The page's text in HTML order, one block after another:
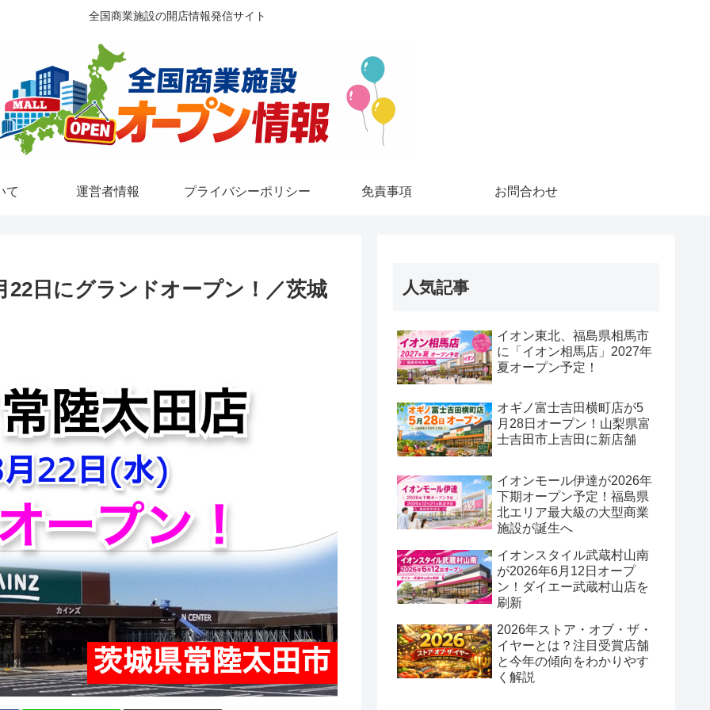
全国商業施設の開店情報発信サイト
て 運営者情報 プライバシーポリシー 免責事項 お問合わせ
22日にグランドオープン！／茨城 人気記事
イオン東北、福島県相馬市
に「イオン相馬店」2027年
夏オープン予定！
オギノ富士吉田横町店が5
月28日オープン！山梨県富
士吉田市上吉田に新店舗
イオンモール伊達が2026年
下期オープン予定！福島県
北エリア最大級の大型商業
施設が誕生へ
イオンスタイル武蔵村山南
が2026年6月12日オープ
ン！ダイエー武蔵村山店を
刷新
2026年ストア・オブ・ザ・
イヤーとは？注目受賞店舗
と今年の傾向をわかりやす
く解説